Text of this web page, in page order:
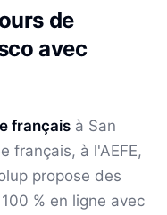
de
avec
français à San
français, à l'AEFE,
propose des
100 % en ligne avec